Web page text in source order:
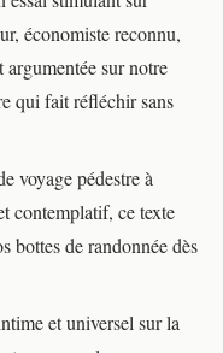
économiste reconnu,
sur notre
qui fait réfléchir sans
voyage pédestre à
contemplatif, ce texte
bottes de randonnée dès
et universel sur la